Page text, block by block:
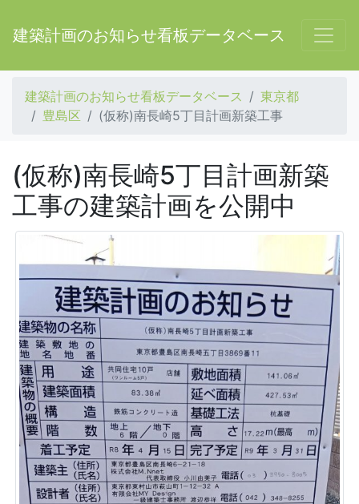
建築計画のお知らせ看板データベース
建築計画のお知らせ看板データベース
東京都
豊島区
(仮称)南長崎5丁目計画新築工事
(仮称)南長崎5丁目計画新築
工事の建築計画を公開中